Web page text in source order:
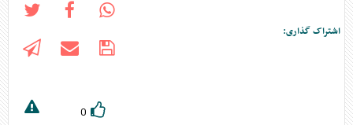
اشتراک گذاری:
0